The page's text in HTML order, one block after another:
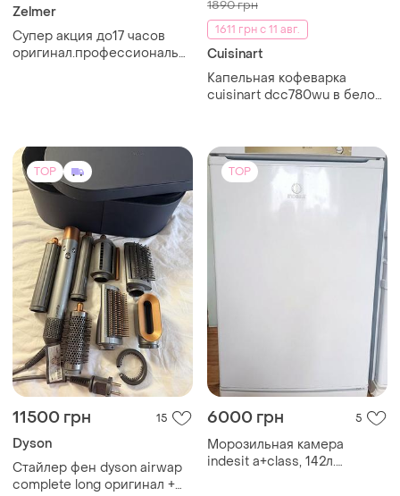
Zelmer
Супер акция до17 часов
оригинал.профессиональный
1890 грн
1611 грн с 11 авг.
Cuisinart
Капельная кофеварка
cuisinart dcc780wu в белом
американское качество и
надежность.
TOP
11500 грн 15
Dyson
Стайлер фен dyson airwap
complete long оригинал +
TOP
6000 грн 5
Морозильная камера
indesit a+class, 142л.